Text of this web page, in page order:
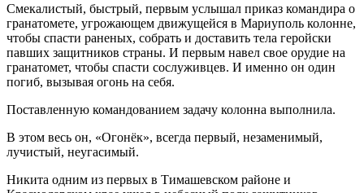
Смекалистый, быстрый, первым услышал приказ командира о
гранатомете, угрожающем движущейся в Мариуполь колонне,
чтобы спасти раненых, собрать и доставить тела геройски
павших защитников страны. И первым навел свое орудие на
гранатомет, чтобы спасти сослуживцев. И именно он один
погиб, вызывая огонь на себя.
Поставленную командованием задачу колонна выполнила.
В этом весь он, «Огонёк», всегда первый, незаменимый,
лучистый, неугасимый.
Никита одним из первых в Тимашевском районе и